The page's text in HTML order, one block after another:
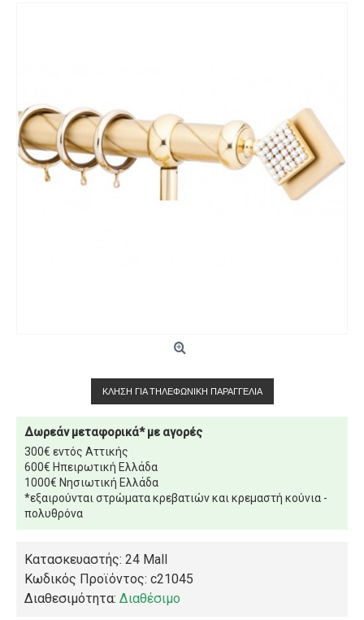
ΚΛΉΣΗ ΓΙΑ ΤΗΛΕΦΩΝΙΚΉ ΠΑΡΑΓΓΕΛΊΑ
Δωρεάν μεταφορικά* με αγορές
300€ εντός Αττικής
600€ Ηπειρωτική Ελλάδα
1000€ Νησιωτική Ελλάδα
*εξαιρούνται στρώματα κρεβατιών και κρεμαστή κούνια -
πολυθρόνα
Κατασκευαστής: 24 Mall
Κωδικός Προϊόντος: c21045
Διαθεσιμότητα: Διαθέσιμο